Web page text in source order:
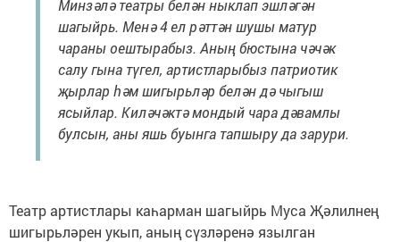
Минзәлә театры белән ныклап эшләгән
шагыйрь. Менә 4 ел рәттән шушы матур
чараны оештырабыз. Аның бюстына чәчәк
салу гына түгел, артистларыбыз патриотик
җырлар һәм шигырьләр белән дә чыгыш
ясыйлар. Киләчәктә мондый чара дәвамлы
булсын, аны яшь буынга тапшыру да зарури.
Театр артистлары каһарман шагыйрь Муса Җәлилнең
шигырьләрен укып, аның сүзләренә язылган